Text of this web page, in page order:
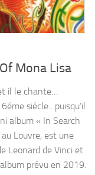
Mona Lisa
il le chante…
siécle…puisqu’il
album « In Search
Louvre, est une
Leonard de Vinci et
prévu en 2019.